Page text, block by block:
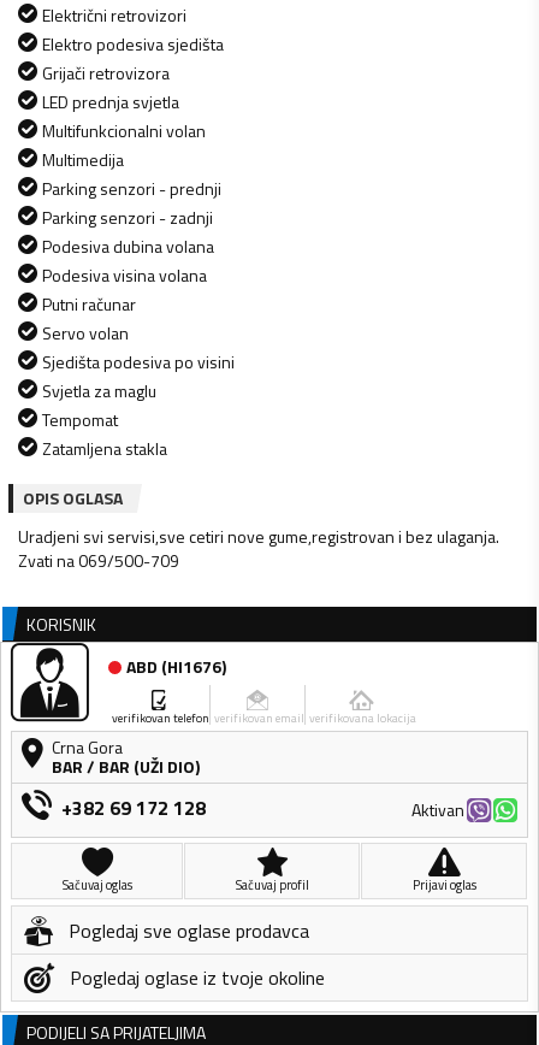
Električni retrovizori
Elektro podesiva sjedišta
Grijači retrovizora
LED prednja svjetla
Multifunkcionalni volan
Multimedija
Parking senzori - prednji
Parking senzori - zadnji
Podesiva dubina volana
Podesiva visina volana
Putni računar
Servo volan
Sjedišta podesiva po visini
Svjetla za maglu
Tempomat
Zatamljena stakla
OPIS OGLASA
Uradjeni svi servisi,sve cetiri nove gume,registrovan i bez ulaganja.
Zvati na 069/500-709
KORISNIK
ABD (HI1676)
verifikovan telefon verifikovan email verifikovana lokacija
Crna Gora
BAR/ BAR (UŽI DIO)
+382 69 172 128 Aktivan
Sačuvaj oglas Sačuvaj profil Prijavi oglas
Pogledaj sve oglase prodavca
Pogledaj oglase iz tvoje okoline
PODIJELI SA PRIJATELJIMA